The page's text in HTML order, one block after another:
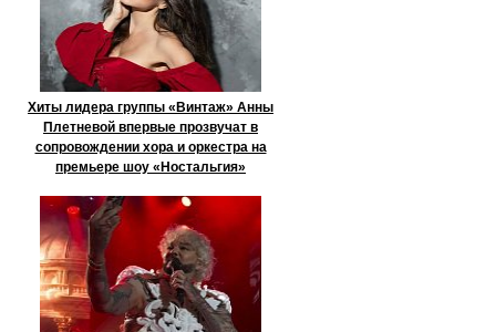
Хиты лидера группы «Винтаж» Анны
Плетневой впервые прозвучат в
сопровождении хора и оркестра на
премьере шоу «Ностальгия»